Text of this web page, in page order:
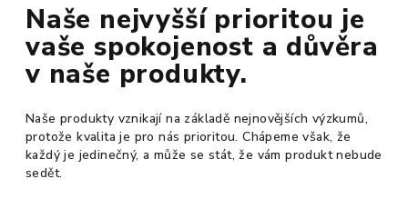
Naše nejvyšší prioritou je
vaše spokojenost a důvěra
v naše produkty.
Naše produkty vznikají na základě nejnovějších výzkumů,
protože kvalita je pro nás prioritou. Chápeme však, že
každý je jedinečný, a může se stát, že vám produkt nebude
sedět.